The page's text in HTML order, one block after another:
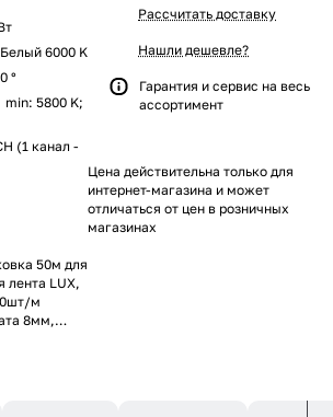
6000 K
°
min: 5800 K;
(1 канал -
50м для
лента LUX,
м
8мм,
6500K.
Вт/м (24
Рассчитать доставку
Нашли дешевле?
Гарантия и сервис на весь
ассортимент
Цена действительна только для
интернет-магазина и может
отличаться от цен в розничных
магазинах